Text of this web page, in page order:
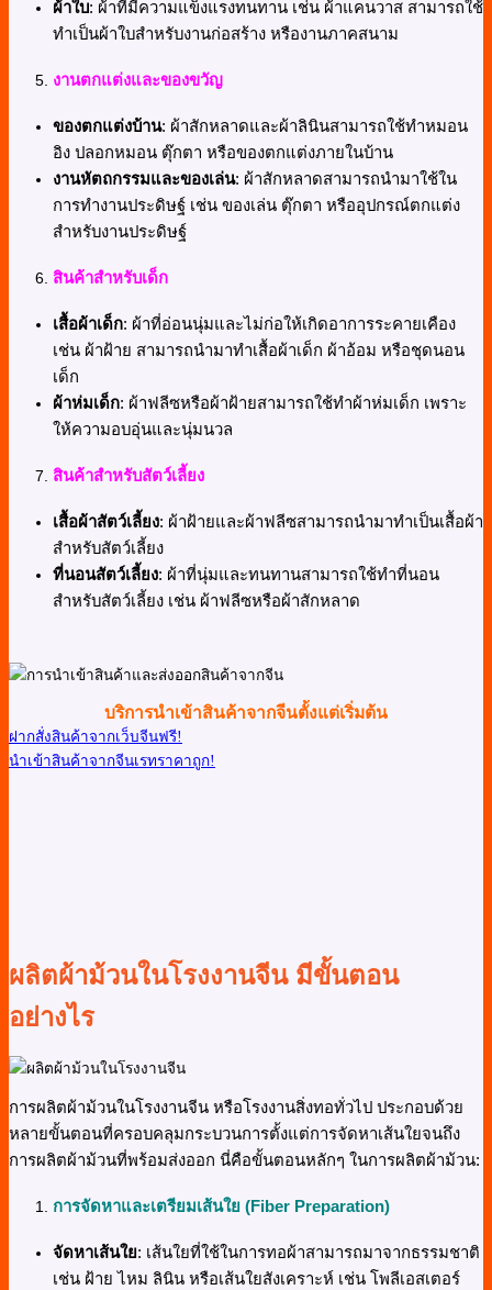
ผ้าใบ: ผ้าที่มีความแข็งแรงทนทาน เช่น ผ้าแคนวาส สามารถใช้
ทำเป็นผ้าใบสำหรับงานก่อสร้าง หรืองานภาคสนาม
งานตกแต่งและของขวัญ
ของตกแต่งบ้าน: ผ้าสักหลาดและผ้าลินินสามารถใช้ทำหมอน
อิง ปลอกหมอน ตุ๊กตา หรือของตกแต่งภายในบ้าน
งานหัตถกรรมและของเล่น: ผ้าสักหลาดสามารถนำมาใช้ใน
การทำงานประดิษฐ์ เช่น ของเล่น ตุ๊กตา หรืออุปกรณ์ตกแต่ง
สำหรับงานประดิษฐ์
สินค้าสำหรับเด็ก
เสื้อผ้าเด็ก: ผ้าที่อ่อนนุ่มและไม่ก่อให้เกิดอาการระคายเคือง
เช่น ผ้าฝ้าย สามารถนำมาทำเสื้อผ้าเด็ก ผ้าอ้อม หรือชุดนอน
เด็ก
ผ้าห่มเด็ก: ผ้าฟลีซหรือผ้าฝ้ายสามารถใช้ทำผ้าห่มเด็ก เพราะ
ให้ความอบอุ่นและนุ่มนวล
สินค้าสำหรับสัตว์เลี้ยง
เสื้อผ้าสัตว์เลี้ยง: ผ้าฝ้ายและผ้าฟลีซสามารถนำมาทำเป็นเสื้อผ้า
สำหรับสัตว์เลี้ยง
ที่นอนสัตว์เลี้ยง: ผ้าที่นุ่มและทนทานสามารถใช้ทำที่นอน
สำหรับสัตว์เลี้ยง เช่น ผ้าฟลีซหรือผ้าสักหลาด
บริการนำเข้าสินค้าจากจีนตั้งแต่เริ่มต้น
ฝากสั่งสินค้าจากเว็บจีนฟรี!
นำเข้าสินค้าจากจีนเรทราคาถูก!
ผลิตผ้าม้วนในโรงงานจีน มีขั้นตอน
อย่างไร
การผลิตผ้าม้วนในโรงงานจีน หรือโรงงานสิ่งทอทั่วไป ประกอบด้วย
หลายขั้นตอนที่ครอบคลุมกระบวนการตั้งแต่การจัดหาเส้นใยจนถึง
การผลิตผ้าม้วนที่พร้อมส่งออก นี่คือขั้นตอนหลักๆ ในการผลิตผ้าม้วน:
การจัดหาและเตรียมเส้นใย (Fiber Preparation)
จัดหาเส้นใย: เส้นใยที่ใช้ในการทอผ้าสามารถมาจากธรรมชาติ
เช่น ฝ้าย ไหม ลินิน หรือเส้นใยสังเคราะห์ เช่น โพลีเอสเตอร์